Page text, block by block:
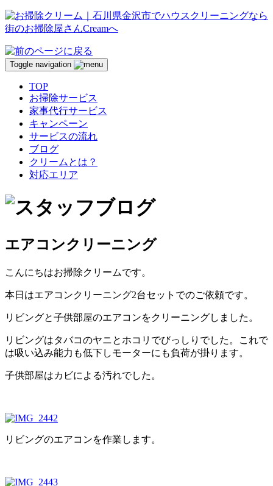
Toggle navigation
TOP
お掃除サービス
家事代行サービス
キャンペーン
サービスの流れ
ブログ
クリームとは？
対応エリア
エアコンクリーニング
こんにちはお掃除クリームです。
本日はエアコンクリーニング2台セットでのご依頼です。
リビングと子供部屋のエアコンをクリーニングしました。
リビングはタバコのヤニとホコリでびっしりでした。これで
は吸い込み能力も低下しモーターにも負荷が掛ります。
子供部屋はカビによる汚れでした。
リビングのエアコンを作業します。